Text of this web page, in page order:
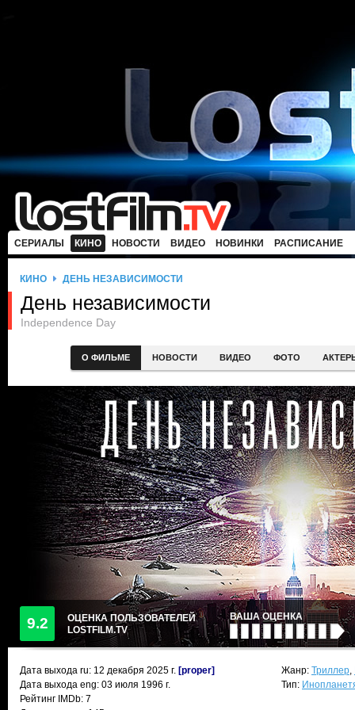
СЕРИАЛЫ КИНО НОВОСТИ ВИДЕО НОВИНКИ РАСПИСАНИЕ
КИНО ДЕНЬ НЕЗАВИСИМОСТИ
День независимости
Independence Day
О ФИЛЬМЕ НОВОСТИ ВИДЕО ФОТО
9.2
ОЦЕНКА ПОЛЬЗОВАТЕЛЕЙ
LOSTFILM.TV
ВАША ОЦЕНКА
Дата выхода ru: 12 декабря 2025 г. [proper]
Дата выхода eng: 03 июля 1996 г.
Рейтинг IMDb: 7
Жанр: Триллер,
Тип: